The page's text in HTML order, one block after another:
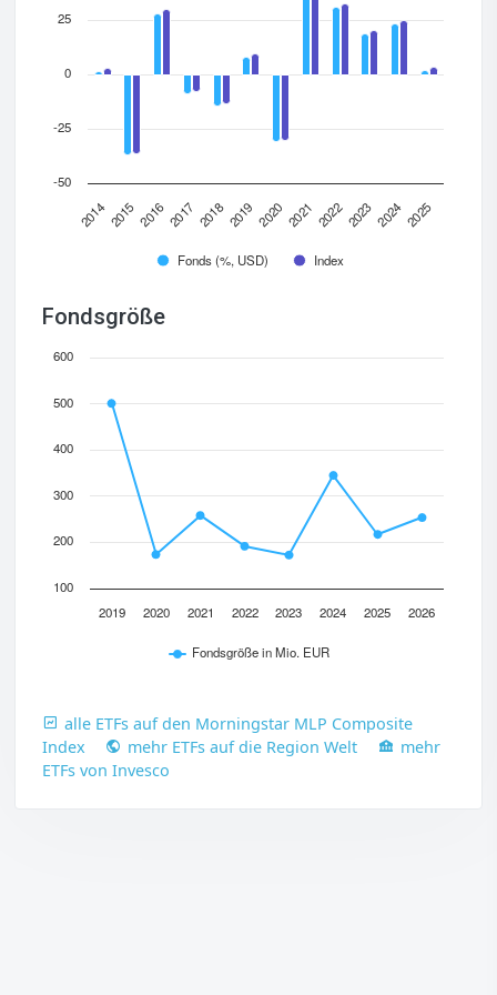
Fonds (%, USD) Index
20142015 20162017 20182019 2020 2021 2022202320242025
-50
-25
0
25
Fondsgröße
Fondsgröße in Mio. EUR
2019 2020 2021 2022 2023 2024 2025 2026
100
200
300
400
500
600
alle ETFs auf den Morningstar MLP Composite
Index
mehr ETFs auf die Region Welt
mehr
ETFs von Invesco